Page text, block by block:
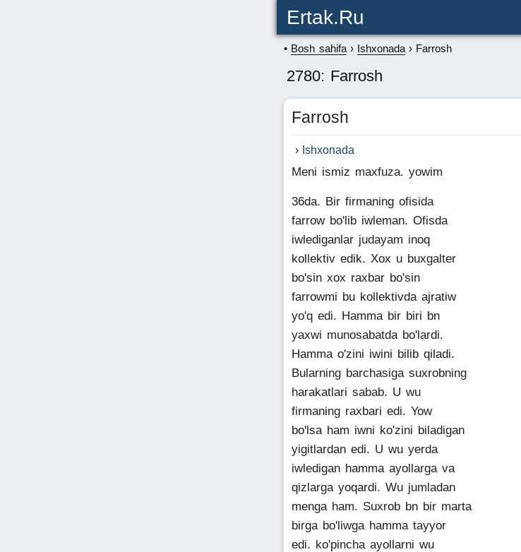
Ertak.ru
Bosh sahifa Ishxonada Farrosh
2780: Farrosh
Farrosh
Ishxonada
Meni ismiz maxfuza. yowim
36da. Bir firmaning ofisida
farrow bo'lib iwleman. Ofisda
iwlediganlar judayam inoq
kollektiv edik. Xox u buxgalter
bo'sin xox raxbar bo'sin
farrowmi bu kollektivda ajratiw
yo'q edi. Hamma bir biri bn
yaxwi munosabatda bo'lardi.
Hamma o'zini iwini bilib qiladi.
Bularning barchasiga suxrobning
harakatlari sabab. U wu
firmaning raxbari edi. Yow
bo'lsa ham iwni ko'zini biladigan
yigitlardan edi. U wu yerda
iwledigan hamma ayollarga va
qizlarga yoqardi. Wu jumladan
menga ham. Suxrob bn bir marta
birga bo'liwga hamma tayyor
edi. ko'pincha ayollarni wu